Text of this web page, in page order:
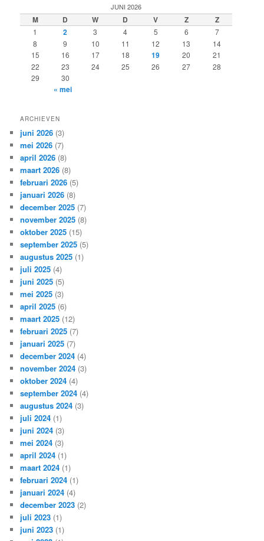
e
n
JUNI 2026
M D W D V Z Z
1 2 3 4 5 6
7
8
9 10 11 12 13
14
15
16 17 18 19 20
21
22
23 24 25 26 27
28
29
30
« mei
ARCHIEVEN
juni 2026 (3)
mei 2026 (7)
april 2026 (8)
maart 2026 (8)
februari 2026 (5)
januari 2026 (8)
december 2025 (7)
november 2025 (8)
oktober 2025 (15)
september 2025 (5)
augustus 2025 (1)
juli 2025 (4)
juni 2025 (5)
mei 2025 (3)
april 2025 (6)
maart 2025 (12)
februari 2025 (7)
januari 2025 (7)
december 2024 (4)
november 2024 (3)
oktober 2024 (4)
september 2024 (4)
augustus 2024 (3)
juli 2024 (1)
juni 2024 (3)
mei 2024 (3)
april 2024 (1)
maart 2024 (1)
februari 2024 (1)
januari 2024 (4)
december 2023 (2)
juli 2023 (1)
juni 2023 (1)